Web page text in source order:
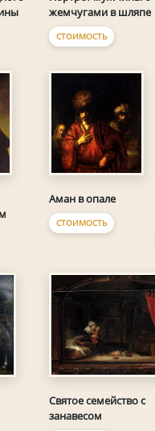
жемчугами в шляпе
СТОИМОСТЬ
Аман в опале
СТОИМОСТЬ
Святое семейство с
занавесом